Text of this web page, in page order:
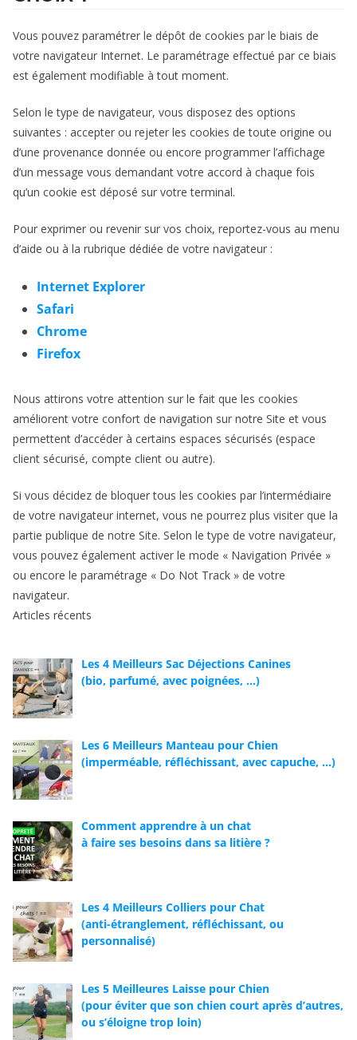
Vous pouvez paramétrer le dépôt de cookies par le biais de
votre navigateur Internet. Le paramétrage effectué par ce biais
est également modifiable à tout moment.
Selon le type de navigateur, vous disposez des options
suivantes : accepter ou rejeter les cookies de toute origine ou
d’une provenance donnée ou encore programmer l’affichage
d’un message vous demandant votre accord à chaque fois
qu’un cookie est déposé sur votre terminal.
Pour exprimer ou revenir sur vos choix, reportez-vous au menu
d’aide ou à la rubrique dédiée de votre navigateur :
Internet Explorer
Safari
Chrome
Firefox
Nous attirons votre attention sur le fait que les cookies
améliorent votre confort de navigation sur notre Site et vous
permettent d’accéder à certains espaces sécurisés (espace
client sécurisé, compte client ou autre).
Si vous décidez de bloquer tous les cookies par l’intermédiaire
de votre navigateur internet, vous ne pourrez plus visiter que la
partie publique de notre Site. Selon le type de votre navigateur,
vous pouvez également activer le mode « Navigation Privée »
ou encore le paramétrage « Do Not Track » de votre
navigateur.
Articles récents
Les 4 Meilleurs Sac Déjections Canines
(bio, parfumé, avec poignées, …)
Les 6 Meilleurs Manteau pour Chien
(imperméable, réfléchissant, avec capuche, …)
Comment apprendre à un chat
à faire ses besoins dans sa litière ?
Les 4 Meilleurs Colliers pour Chat
(anti-étranglement, réfléchissant, ou
personnalisé)
Les 5 Meilleures Laisse pour Chien
(pour éviter que son chien court après d’autres,
ou s’éloigne trop loin)